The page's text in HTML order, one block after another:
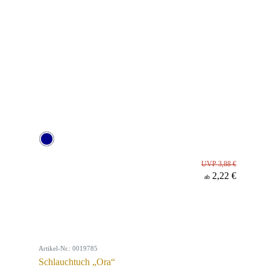
UVP 3,88 €
ab 2,22 €
Artikel-Nr.: 0019785
Schlauchtuch „Ora“